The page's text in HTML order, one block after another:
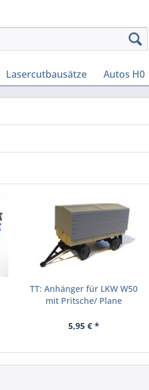
Lasercutbausätze Autos H0
TT: Anhänger für LKW W50
mit Pritsche/ Plane
5,95 € *